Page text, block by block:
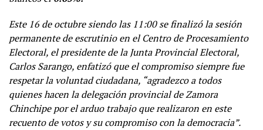
Este 16 de octubre siendo las 11:00 se finalizó la sesión
permanente de escrutinio en el Centro de Procesamiento
Electoral, el presidente de la Junta Provincial Electoral,
Carlos Sarango, enfatizó que el compromiso siempre fue
respetar la voluntad ciudadana, “agradezco a todos
quienes hacen la delegación provincial de Zamora
Chinchipe por el arduo trabajo que realizaron en este
recuento de votos y su compromiso con la democracia”.